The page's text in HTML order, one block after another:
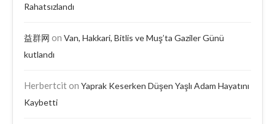
Rahatsızlandı
益群网 on Van, Hakkari, Bitlis ve Muş’ta Gaziler Günü
kutlandı
Herbertciton Yaprak Keserken Düşen Yaşlı Adam Hayatını
Kaybetti